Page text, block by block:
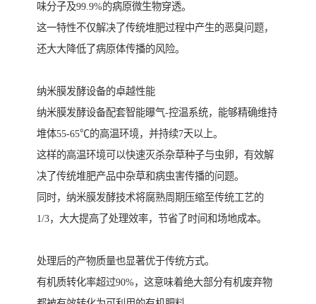
味分子及99.9%的病原微生物穿透。
这一特性不仅解决了传统堆肥过程中产生的恶臭问题，
还大大降低了病原体传播的风险。
纳米膜发酵设备的卓越性能
纳米膜发酵设备配套智能曝气-控温系统，能够精确维持
堆体55-65℃的高温环境，并持续7天以上。
这样的高温环境可以快速灭杀杂草种子与虫卵，有效解
决了传统堆肥产品中杂草和病虫害传播的问题。
同时，纳米膜发酵技术将腐熟周期压缩至传统工艺的
1/3，大大提高了处理效率，节省了时间和场地成本。
处理后的产物质量也显著优于传统方式。
有机质转化率超过90%，这意味着绝大部分有机废弃物